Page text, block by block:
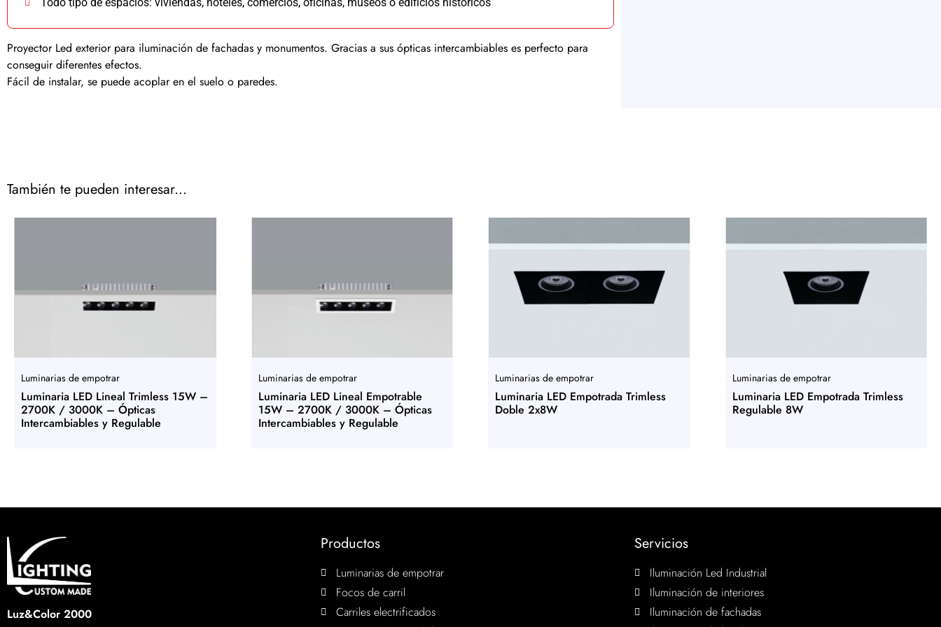
Proyector Led exterior para iluminación de fachadas y monumentos. Gracias a sus ópticas intercambiables es perfecto para
conseguir diferentes efectos.
Fácil de instalar, se puede acoplar en el suelo o paredes.
También te pueden interesar...
Luminarias de empotrar
Luminaria LED Lineal Trimless 15W –
2700K / 3000K – Ópticas
Intercambiables y Regulable
Luminarias de empotrar
Luminaria LED Lineal Empotrable
15W – 2700K / 3000K – Ópticas
Intercambiables y Regulable
Luminarias de empotrar
Luminaria LED Empotrada Trimless
Doble 2x8W
Luminarias de empotrar
Luminaria LED Empotrada Trimless
Regulable 8W
Luz&Color 2000
Productos
Luminarias de empotrar
Focos de carril
Carriles electrificados
Servicios
Iluminación Led Industrial
Iluminación de interiores
Iluminación de fachadas